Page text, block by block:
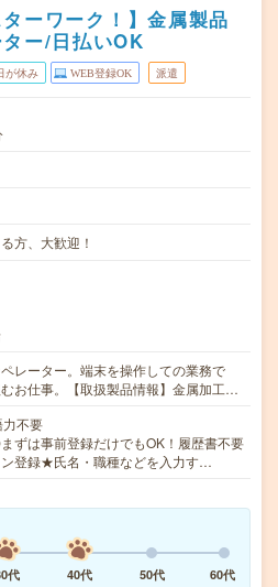
ターワーク！】金属製品
ー/日払いOK
が休み WEB登録OK 派遣
方、大歓迎！
レーター。端末を操作しての業務で
お仕事。【取扱製品情報】金属加工…
力不要
ずは事前登録だけでもOK！履歴書不要
登録★氏名・職種などを入力す…
代 40代 50代 60代